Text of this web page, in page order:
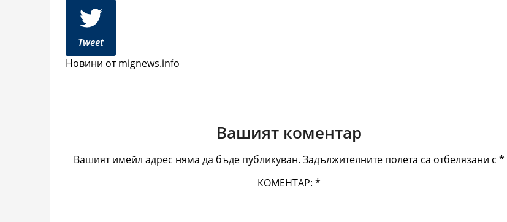
Tweet
Новини от mignews.info
Вашият коментар
Вашият имейл адрес няма да бъде публикуван. Задължителните полета са отбелязани с *
КОМЕНТАР: *